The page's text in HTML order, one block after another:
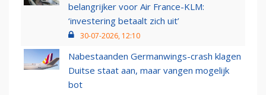
belangrijker voor Air France-KLM:
‘investering betaalt zich uit’
30-07-2026, 12:10
Nabestaanden Germanwings-crash klagen
Duitse staat aan, maar vangen mogelijk
bot